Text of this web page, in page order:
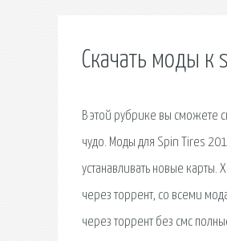
Скачать моды к
В этой рубрике вы сможете
чудо. Моды для Spin Tires
устанавливать новые карты.
через торрент, со всеми
через торрент без смс